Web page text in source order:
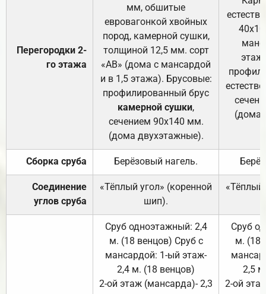
Перегородки 2-
го этажа
мм, обшитые
евровагонкой хвойных
пород, камерной сушки,
толщиной 12,5 мм. сорт
«АВ» (дома с мансардой
и в 1,5 этажа). Брусовые:
профилированный брус
камерной сушки,
сечением 90х140 мм.
(дома двухэтажные).
(дома
Сборка сруба Берёзовый нагель.
Соединение
углов сруба
«Тёплый угол» (коренной
шип).
«Тёплый
Сруб одноэтажный: 2,4
м. (18 венцов) Сруб с
мансардой: 1-ый этаж-
2,4 м. (18 венцов)
2-ой этаж (мансарда)- 2,3
Сруб
м. (18
2,5
2-ой